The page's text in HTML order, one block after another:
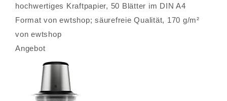
hochwertiges Kraftpapier, 50 Blätter im DIN A4
Format von ewtshop; säurefreie Qualität, 170 g/m²
von ewtshop
Angebot